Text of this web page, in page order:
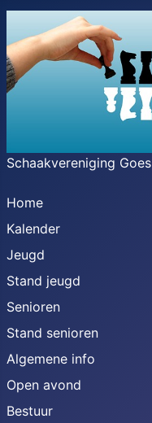
Schaakvereniging Goes
Home
Kalender
Jeugd
Stand jeugd
Senioren
Stand senioren
Algemene info
Open avond
Bestuur